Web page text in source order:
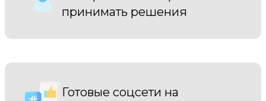
принимать решения
Готовые соцсети на